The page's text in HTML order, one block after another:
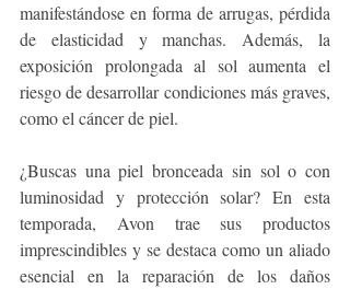
manifestándose en forma de arrugas, pérdida
de elasticidad y manchas. Además, la
exposición prolongada al sol aumenta el
riesgo de desarrollar condiciones más graves,
como el cáncer de piel.
¿Buscas una piel bronceada sin sol o con
luminosidad y protección solar? En esta
temporada, Avon trae sus productos
imprescindibles y se destaca como un aliado
esencial en la reparación de los daños